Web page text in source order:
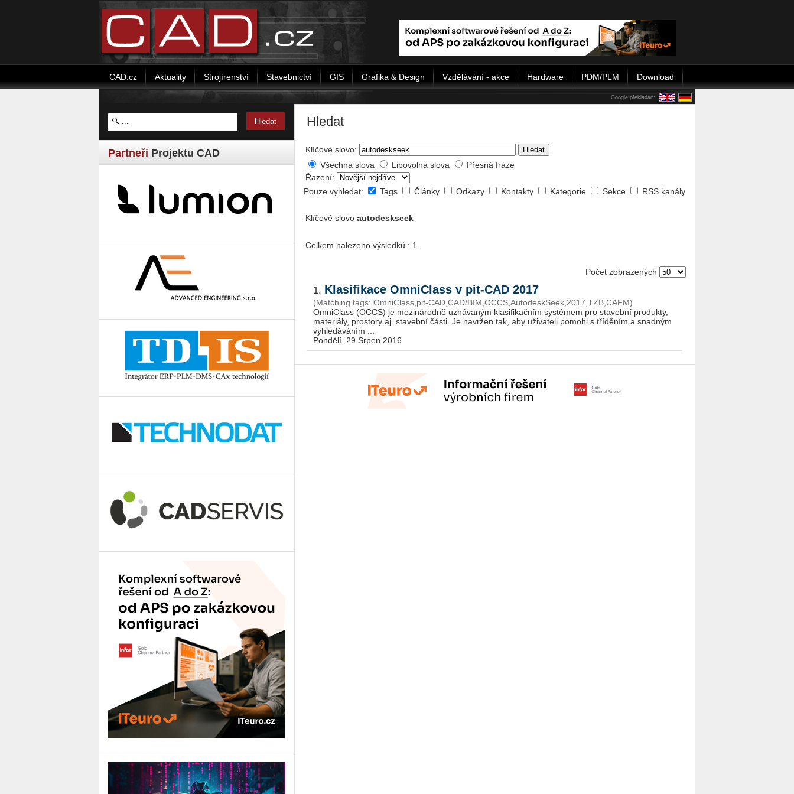
CAD.cz Aktuality Strojírenství Stavebnictví GIS Grafika & Design Vzdělávání - akce Hardware PDM/PLM Download
Google překladač:
Partneři Projektu CAD
Hledat
Klíčové slovo: Hledat
Všechna slova Libovolná slova
Přesná fráze
Řazení:
Pouze vyhledat:
Tags Články Odkazy Kontakty Kategorie Sekce RSS kanály
Klíčové slovo autodeskseek
Celkem nalezeno výsledků : 1.
Počet zobrazených
1. Klasifikace OmniClass v pit-CAD 2017
(Matching tags: OmniClass,pit-CAD,CAD/BIM,OCCS,AutodeskSeek,2017,TZB,CAFM)
OmniClass (OCCS) je mezinárodně uznávaným klasifikačním systémem pro stavební produkty,
materiály, prostory aj. stavební části. Je navržen tak, aby uživateli pomohl s tříděním a snadným
vyhledáváním ...
Pondělí, 29 Srpen 2016